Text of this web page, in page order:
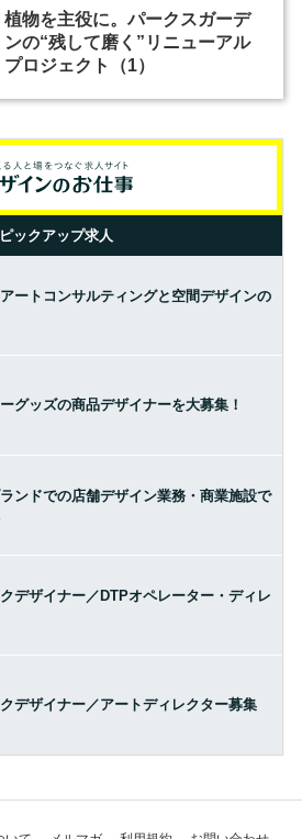
植物を主役に。パークスガーデ
ンの“残して磨く”リニューアル
プロジェクト（1）
ピックアップ求人
ートコンサルティングと空間デザインの
グッズの商品デザイナーを大募集！
ンドでの店舗デザイン業務・商業施設で
デザイナー／DTPオペレーター・ディレ
デザイナー／アートディレクター募集